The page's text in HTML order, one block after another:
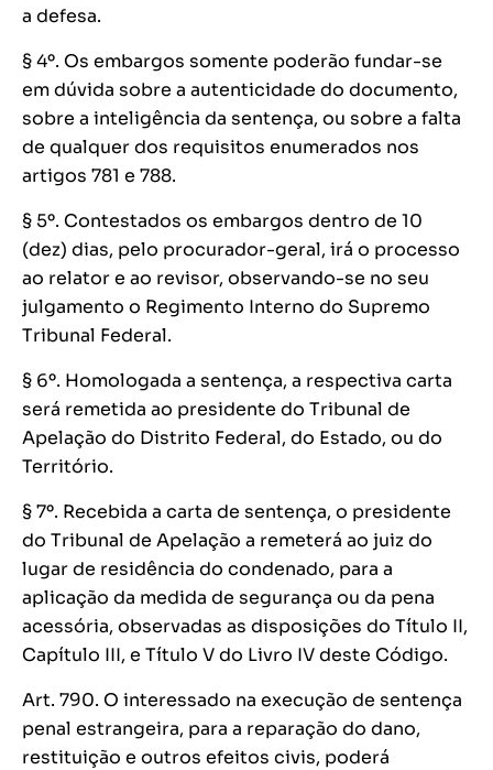
a defesa.
§ 4º. Os embargos somente poderão fundar-se
em dúvida sobre a autenticidade do documento,
sobre a inteligência da sentença, ou sobre a falta
de qualquer dos requisitos enumerados nos
artigos 781 e 788.
§ 5º. Contestados os embargos dentro de 10
(dez) dias, pelo procurador-geral, irá o processo
ao relator e ao revisor, observando-se no seu
julgamento o Regimento Interno do Supremo
Tribunal Federal.
§ 6º. Homologada a sentença, a respectiva carta
será remetida ao presidente do Tribunal de
Apelação do Distrito Federal, do Estado, ou do
Território.
§ 7º. Recebida a carta de sentença, o presidente
do Tribunal de Apelação a remeterá ao juiz do
lugar de residência do condenado, para a
aplicação da medida de segurança ou da pena
acessória, observadas as disposições do Título II,
Capítulo III, e Título V do Livro IV deste Código.
Art. 790. O interessado na execução de sentença
penal estrangeira, para a reparação do dano,
restituição e outros efeitos civis, poderá